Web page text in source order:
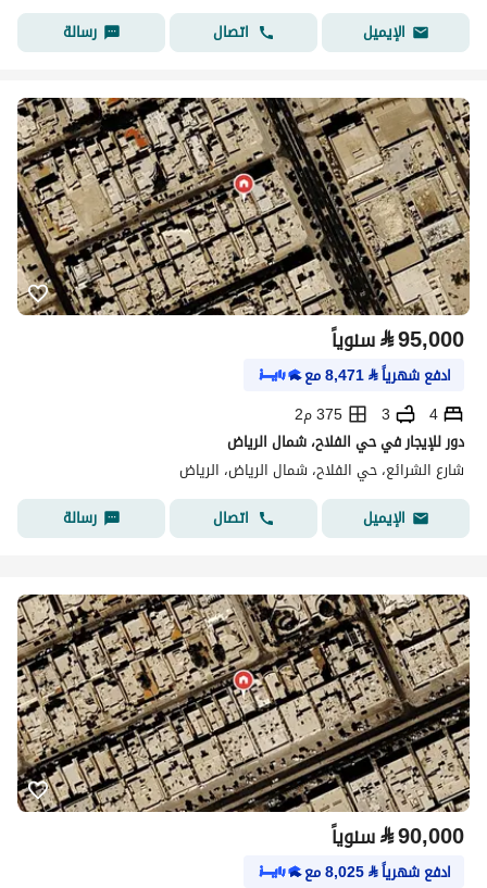
الإيميل
اتصال رسالة
⃁95,000 سنوياً
ادفع شهرياً⃁
8,471مع
4
3
375 م2
دور للإيجار في حي الفلاح، شمال الرياض
شارع الشرائع، حي الفلاح، شمال الرياض، الرياض
الإيميل
اتصال رسالة
⃁90,000 سنوياً
ادفع شهرياً⃁
8,025مع